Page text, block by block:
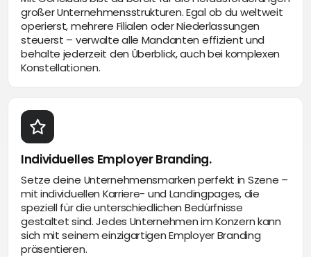
großer Unternehmensstrukturen. Egal ob du weltweit
operierst, mehrere Filialen oder Niederlassungen
steuerst – verwalte alle Mandanten effizient und
behalte jederzeit den Überblick, auch bei komplexen
Konstellationen.
Individuelles Employer Branding.
Setze deine Unternehmensmarken perfekt in Szene –
mit individuellen Karriere- und Landingpages, die
speziell für die unterschiedlichen Bedürfnisse
gestaltet sind. Jedes Unternehmen im Konzern kann
sich mit seinem einzigartigen Employer Branding
präsentieren.